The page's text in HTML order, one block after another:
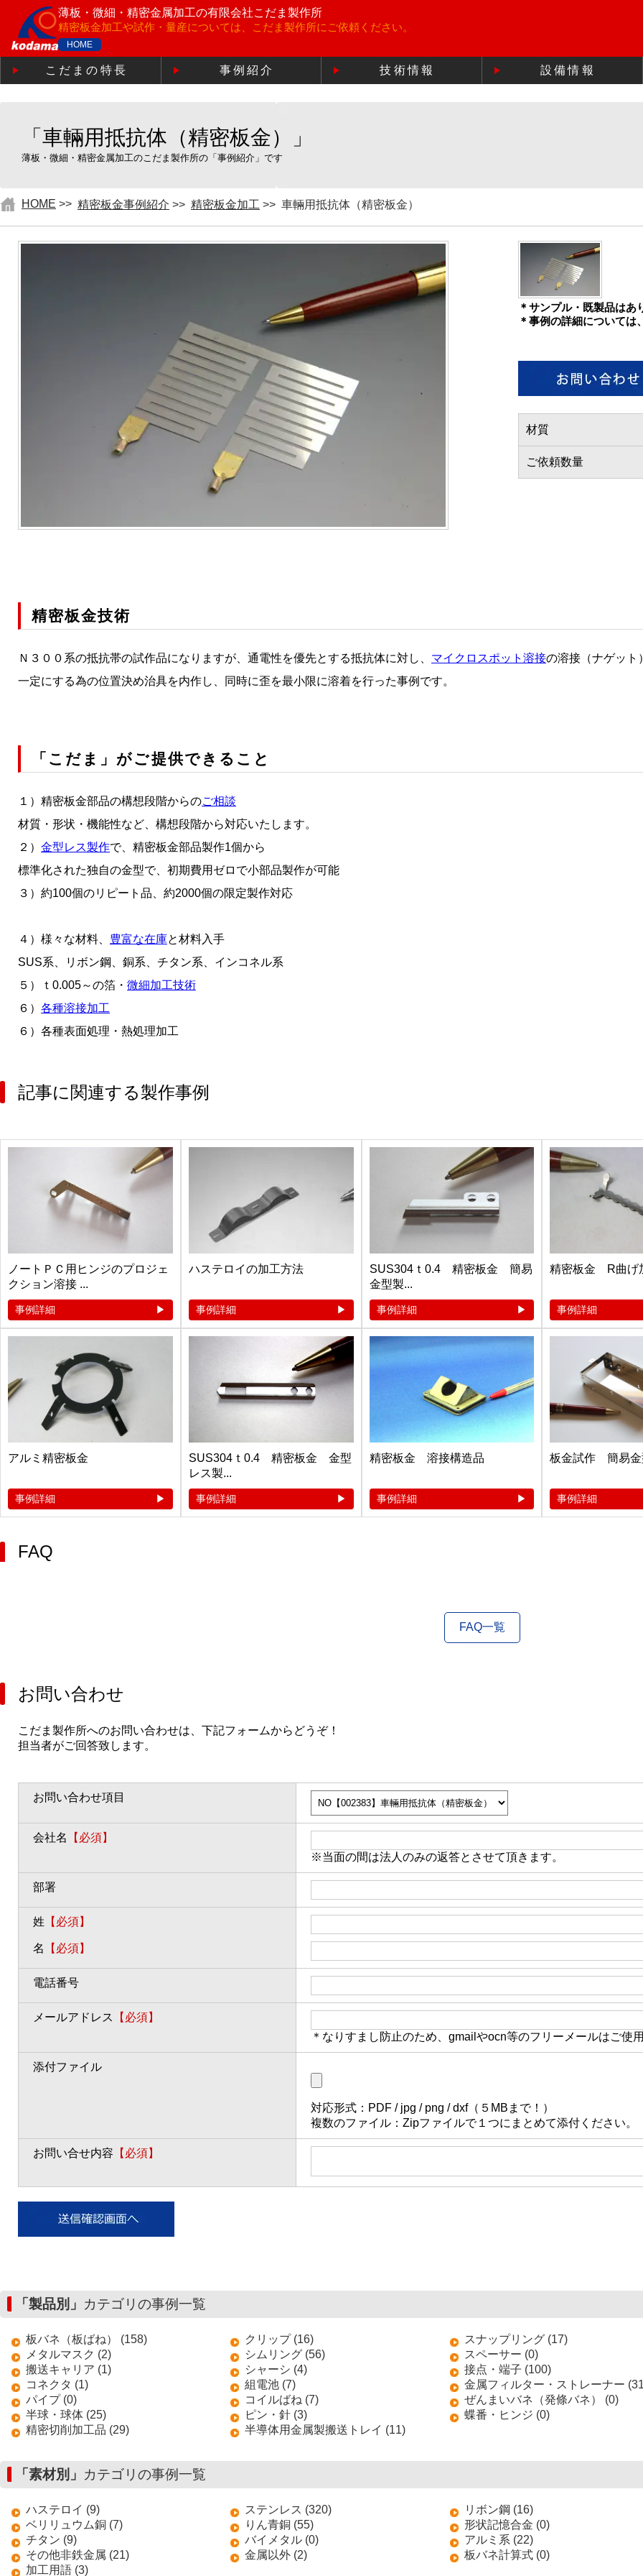
薄板・微細・精密金属加工の有限会社こだま製作所
精密板金加工や試作・量産については、こだま製作所にご依頼ください。
HOME
こだまの特長 事例紹介 技術情報 設備情報
「車輛用抵抗体（精密板金）」
薄板・微細・精密金属加工のこだま製作所の「事例紹介」です
HOME >> 精密板金事例紹介 >> 精密板金加工 >> 車輛用抵抗体（精密板金）
＊サンプル・既製品はあ
＊事例の詳細については
材質
ご依頼数量
精密板金技術
Ｎ３００系の抵抗帯の試作品になりますが、通電性を優先とする抵抗体に対し、 マイクロスポット溶接の溶接（ナゲット
一定にする為の位置決め治具を内作し、同時に歪を最小限に溶着を行った事例です。
「こだま」がご提供できること
１）精密板金部品の構想段階からのご相談
材質・形状・機能性など、構想段階から対応いたします。
２） 金型レス製作で、精密板金部品製作1個から
標準化された独自の金型で、初期費用ゼロで小部品製作が可能
３）約100個のリピート品、約2000個の限定製作対応
４）様々な材料、 豊富な在庫と材料入手
SUS系、リボン鋼、銅系、チタン系、インコネル系
５）ｔ0.005～の箔・ 微細加工技術
６） 各種溶接加工
６）各種表面処理・熱処理加工
記事に関連する製作事例
ノートＰＣ用ヒンジのプロジェ
クション溶接 ...
事例詳細
ハステロイの加工方法
事例詳細
SUS304ｔ0.4 精密板金 簡易
金型製...
事例詳細
精密板金 R曲げ
事例詳細
アルミ精密板金
事例詳細
SUS304ｔ0.4 精密板金 金型
レス製...
事例詳細
精密板金 溶接構造品
事例詳細
板金試作 簡易金
事例詳細
FAQ
FAQ一覧
お問い合わせ
こだま製作所へのお問い合わせは、下記フォームからどうぞ！
担当者がご回答致します。
お問い合わせ項目
会社名
【必須】
※当面の間は法人のみの返答とさせて頂きます。
部署
姓 【必須】
名 【必須】
電話番号
メールアドレス
【必須】
＊なりすまし防止のため、gmailやocn等のフリーメールはご使
添付ファイル
対応形式：PDF / jpg / png / dxf（５MBまで！）
複数のファイル：Zipファイルで１つにまとめて添付ください。
お問い合せ内容 【必須】
「製品別」 カテゴリの事例一覧
板バネ（板ばね） (158) クリップ (16)
スナップリング (17)
メタルマスク (2)
シムリング (56)
スペーサー (0)
搬送キャリア (1)
シャーシ (4)
接点・端子 (100)
コネクタ (1)
組電池 (7)
金属フィルター・ストレーナー
パイプ (0)
コイルばね (7)
ぜんまいバネ（発條バネ） (0)
半球・球体 (25)
ピン・針 (3)
蝶番・ヒンジ (0)
精密切削加工品 (29)
半導体用金属製搬送トレイ (11)
「素材別」 カテゴリの事例一覧
ハステロイ (9) ステンレス (320)
リボン鋼 (16)
ベリリュウム銅 (7)
りん青銅 (55)
形状記憶合金 (0)
チタン (9)
バイメタル (0)
アルミ系 (22)
その他非鉄金属 (21)
金属以外 (2)
板バネ計算式 (0)
加工用語 (3)